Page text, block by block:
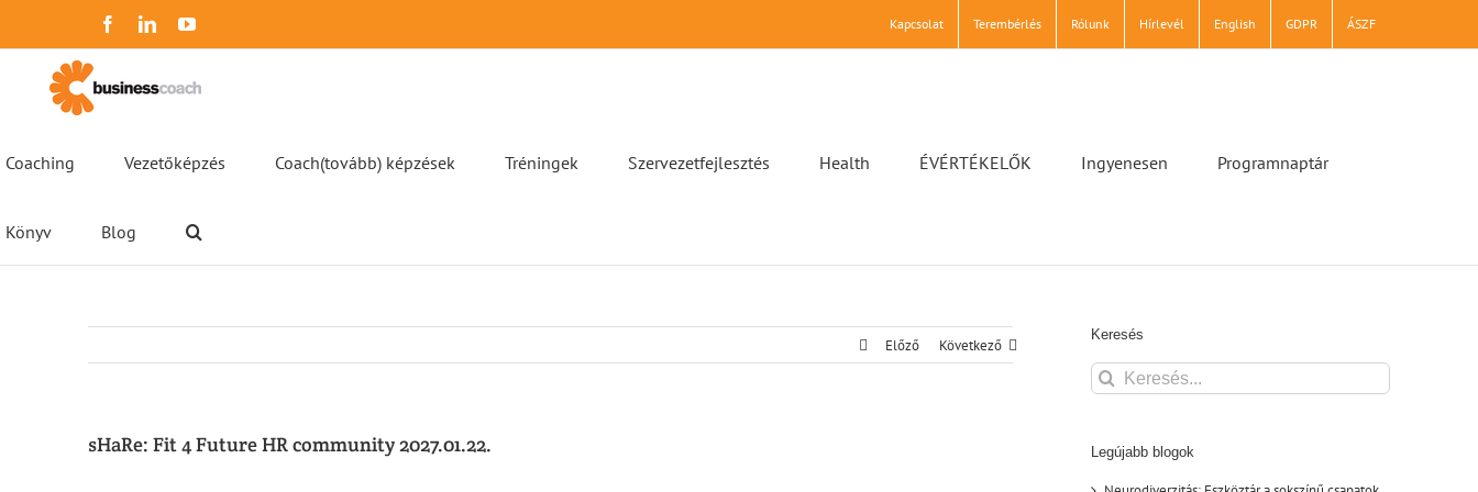
FacebookLinkedInYouTube Kapcsolat Terembérlés Rólunk Hírlevél English GDPR ÁSZF
Coaching Vezetőképzés Coach(tovább) képzések Tréningek Szervezetfejlesztés Health ÉVÉRTÉKELŐK Ingyenesen Programnaptár
Könyv Blog
Előző Következő
sHaRe: Fit 4 Future HR community 2027.01.22.
Keresés
Keresés...
Legújabb blogok